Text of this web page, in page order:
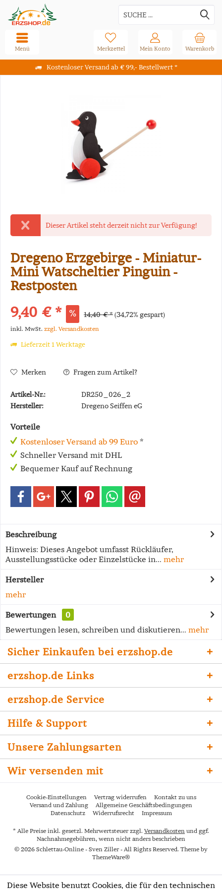
Kostenloser Versand ab € 99,- Bestellwert *
Warenkorb
Merkzettel Mein Konto
Menü
Dieser Artikel steht derzeit nicht zur Verfügung!
Dregeno Erzgebirge - Miniatur-
Mini Watscheltier Pinguin -
Restposten
9,40 € * 14,40 € *(34,72% gespart)
inkl. MwSt. zzgl. Versandkosten
Lieferzeit 1 Werktage
Merken Fragen zum Artikel?
Artikel-Nr.:
DR250_026_2
Hersteller:
Dregeno Seiffen eG
Vorteile
Kostenloser Versand ab 99 Euro *
Schneller Versand mit DHL
Bequemer Kauf auf Rechnung
Beschreibung
Hinweis: Dieses Angebot umfasst Rückläufer,
Ausstellungsstücke oder Einzelstücke in... mehr
Hersteller
mehr
Bewertungen
0
Bewertungen lesen, schreiben und diskutieren... mehr
Sicher Einkaufen bei erzshop.de
erzshop.de Links
erzshop.de Service
Hilfe & Support
Unsere Zahlungsarten
Wir versenden mit
Cookie-Einstellungen Vertrag widerrufen
Kontakt zu uns
Versand und Zahlung
Allgemeine Geschäftsbedingungen
Datenschutz
Widerrufsrecht Impressum
* Alle Preise inkl. gesetzl. Mehrwertsteuer zzgl. Versandkosten und ggf.
Nachnahmegebühren, wenn nicht anders beschrieben
© 2026 Schlettau-Online - Sven Ziller - All Rights Reserved. Theme by
ThemeWare®
Diese Website benutzt Cookies, die für den technischen